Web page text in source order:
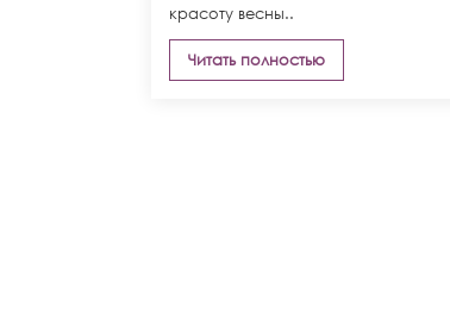
красоту весны..
Читать полностью